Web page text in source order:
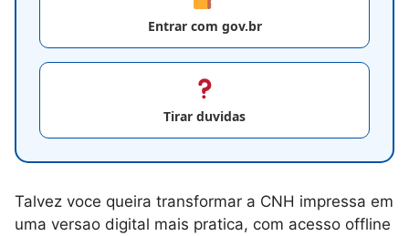
Entrar com gov.br
Tirar duvidas
Talvez voce queira transformar a CNH impressa em
uma versao digital mais pratica, com acesso offline